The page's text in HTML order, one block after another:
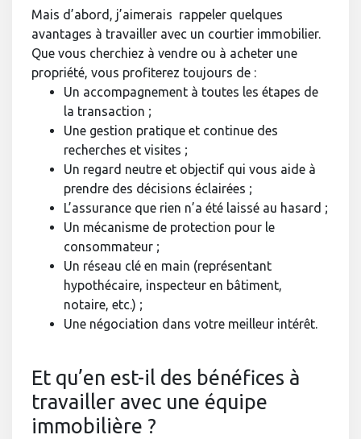
Mais d’abord, j’aimerais rappeler quelques
avantages à travailler avec un courtier immobilier.
Que vous cherchiez à vendre ou à acheter une
propriété, vous profiterez toujours de :
Un accompagnement à toutes les étapes de
la transaction ;
Une gestion pratique et continue des
recherches et visites ;
Un regard neutre et objectif qui vous aide à
prendre des décisions éclairées ;
L’assurance que rien n’a été laissé au hasard ;
Un mécanisme de protection pour le
consommateur ;
Un réseau clé en main (représentant
hypothécaire, inspecteur en bâtiment,
notaire, etc.) ;
Une négociation dans votre meilleur intérêt.
Et qu’en est-il des bénéfices à
travailler avec une équipe
immobilière ?